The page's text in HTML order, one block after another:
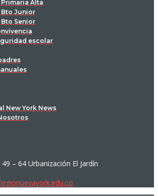
Alta
Bto Junior
Senior
escolar
New York News
– 64 Urbanización El Jardín